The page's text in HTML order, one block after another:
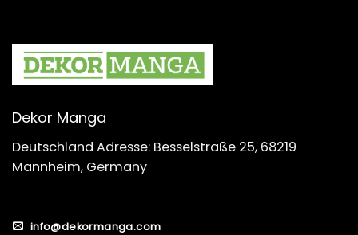
Dekor Manga
Deutschland Adresse: Besselstraße 25, 68219
Mannheim, Germany
info@dekormanga.com